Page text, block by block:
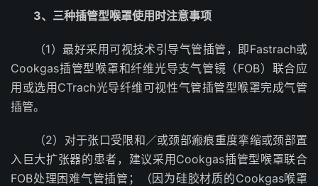
3、三种插管型喉罩使用时注意事项
（1）最好采用可视技术引导气管插管，即Fastrach或
Cookgas插管型喉罩和纤维光导支气管镜（FOB）联合应
用或选用CTrach光导纤维可视性气管插管型喉罩完成气管
插管。
（2）对于张口受限和／或颈部瘢痕重度挛缩或颈部置
入巨大扩张器的患者，建议采用Cookgas插管型喉罩联合
FOB处理困难气管插管；（因为硅胶材质的Cookgas喉罩